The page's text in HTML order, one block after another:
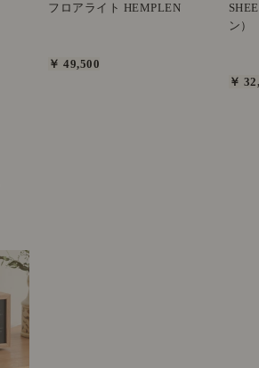
フロアライト HEMPLEN
￥ 49,500
ン）
￥